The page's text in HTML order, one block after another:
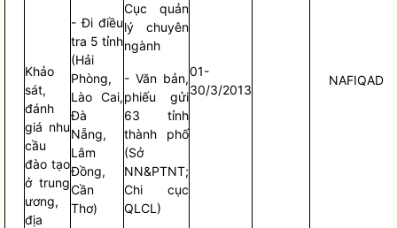
Khảo
sát,
đánh
giá nhu
cầu
đào tạo
ở trung
ương,
địa
- Đi điều
tra 5 tỉnh
(Hải
Phòng,
Lào Cai,
Đà
Nẵng,
Lâm
Đồng,
Cần
Thơ)
Cục quản
lý chuyên
ngành
- Văn bản,
phiếu gửi
63 tỉnh
thành phố
(Sở
NN&PTNT;
Chi cục
QLCL)
01-
30/3/2013
NAFIQAD